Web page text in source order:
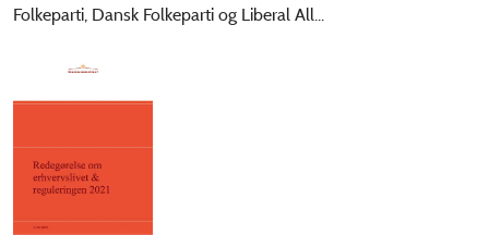
Folkeparti, Dansk Folkeparti og Liberal All...